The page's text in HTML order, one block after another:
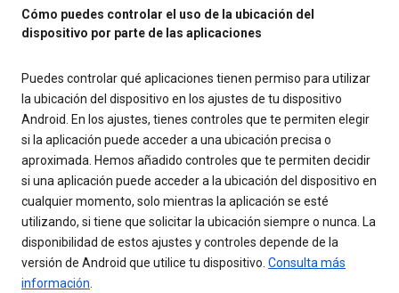
Cómo puedes controlar el uso de la ubicación del
dispositivo por parte de las aplicaciones
Puedes controlar qué aplicaciones tienen permiso para utilizar
la ubicación del dispositivo en los ajustes de tu dispositivo
Android. En los ajustes, tienes controles que te permiten elegir
si la aplicación puede acceder a una ubicación precisa o
aproximada. Hemos añadido controles que te permiten decidir
si una aplicación puede acceder a la ubicación del dispositivo en
cualquier momento, solo mientras la aplicación se esté
utilizando, si tiene que solicitar la ubicación siempre o nunca. La
disponibilidad de estos ajustes y controles depende de la
versión de Android que utilice tu dispositivo. Consulta más
información